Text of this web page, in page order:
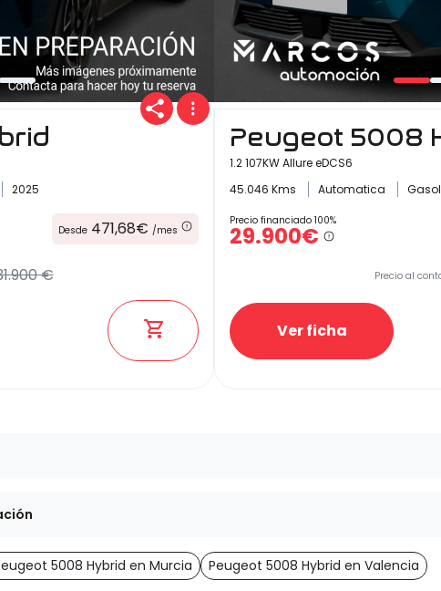
2025
Desde 471,68€ /mes
€
Peugeot 5008
1.2 107KW Allure eDCS6
45.046 Kms
Automatica
Precio financiado 100%
29.900€
Precio al
Ver ficha
5008 Hybrid en Murcia Peugeot 5008 Hybrid en Valencia